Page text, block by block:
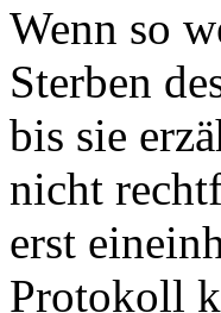
Wenn so
Sterben
bis sie
nicht
erst
Protokoll